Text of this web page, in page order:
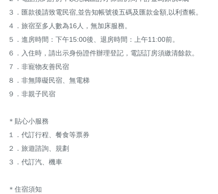
３．匯款後請致電民宿,並告知帳號後五碼及匯款金額,以利查帳。
４．旅宿至多人數為16人，無加床服務。
５．進房時間：下午15:00後、退房時間：上午11:00前。
６．入住時，請出示身份證件辦理登記，電話訂房須繳清餘款。
７．非寵物友善民宿
８．非無障礙民宿、無電梯
９．非親子民宿
＊貼心小服務
１．代訂行程、餐食等票券
２．旅遊諮詢、規劃
３．代訂汽、機車
＊住宿須知